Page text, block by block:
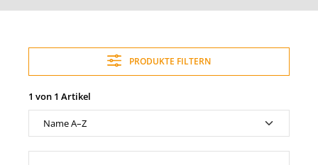
PRODUKTE FILTERN
1 von 1 Artikel